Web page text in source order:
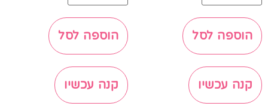
הוספה לסל
קנה עכשיו
הוספה לסל
קנה עכשיו